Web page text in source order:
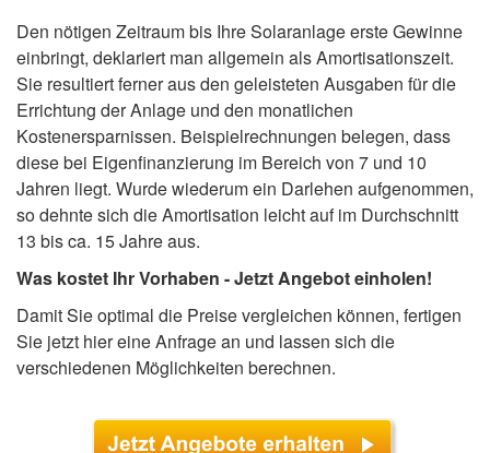
Den nötigen Zeitraum bis Ihre Solaranlage erste Gewinne
einbringt, deklariert man allgemein als Amortisationszeit.
Sie resultiert ferner aus den geleisteten Ausgaben für die
Errichtung der Anlage und den monatlichen
Kostenersparnissen. Beispielrechnungen belegen, dass
diese bei Eigenfinanzierung im Bereich von 7 und 10
Jahren liegt. Wurde wiederum ein Darlehen aufgenommen,
so dehnte sich die Amortisation leicht auf im Durchschnitt
13 bis ca. 15 Jahre aus.
Was kostet Ihr Vorhaben - Jetzt Angebot einholen!
Damit Sie optimal die Preise vergleichen können, fertigen
Sie jetzt hier eine Anfrage an und lassen sich die
verschiedenen Möglichkeiten berechnen.